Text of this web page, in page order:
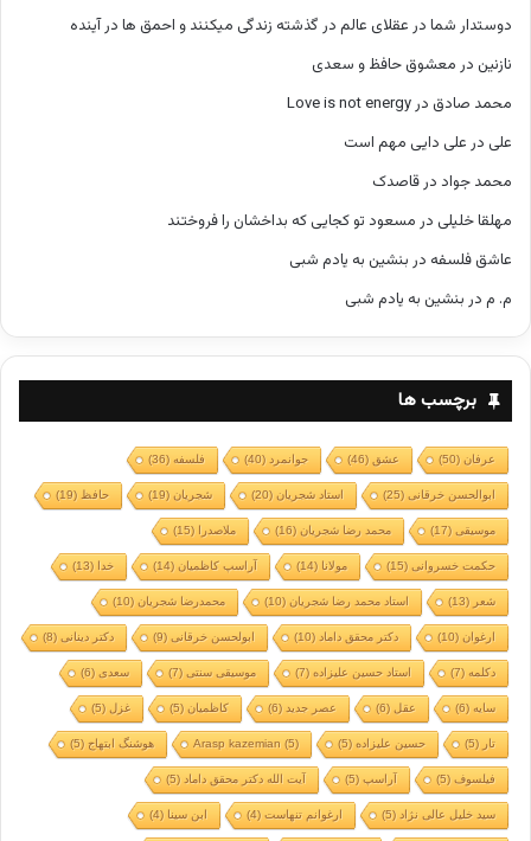
دوستدار شما در عقلای عالم در گذشته زندگی میکنند و احمق ها در آینده
نازنین در معشوق حافظ و سعدی
محمد صادق در Love is not energy
علی در علی دایی مهم است
محمد جواد در قاصدک
مهلقا خلیلی در مسعود تو کجایی که بداخشان را فروختند
عاشق فلسفه در بنشین به یادم شبی
م. م در بنشین به یادم شبی
برچسب ها
عرفان(50) عشق (46) جوانمرد (40) فلسفه(36)
ابوالحسن خرقانی(25) استاد شجریان(20) شجریان(19) حافظ (19)
موسیقی(17) محمد رضا شجریان(16) ملاصدرا (15)
حکمت خسروانی(15) مولانا (14) آراسپ کاظمیان(14) خدا (13)
شعر (13) استاد محمد رضا شجریان(10) محمدرضا شجریان(10)
ارغوان(10) دکتر محقق داماد (10) ابولحسن خرقانی(9) دکتر دینانی(8)
دکلمه(7) استاد حسین علیزاده(7) موسیقی سنتی(7) سعدی(6)
سایه(6) عقل (6) عصر جدید (6) کاظمیان(5) غزل (5)
تار (5) حسین علیزاده(5)
Arasp kazemian (5) هوشنگ ابتهاج(5)
فیلسوف(5) آراسپ(5) آیت الله دکتر محقق داماد (5)
سید خلیل عالی نژاد (5) ارغوانم تنهاست(4) ابن سینا (4)